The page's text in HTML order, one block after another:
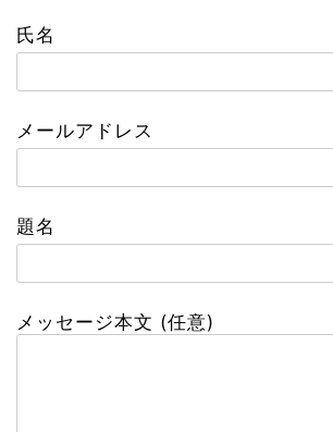
氏名
メールアドレス
題名
メッセージ本文 (任意)